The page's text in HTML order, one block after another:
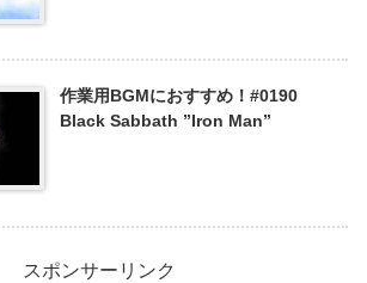
作業用BGMにおすすめ！#0190
Black Sabbath ”Iron Man”
スポンサーリンク